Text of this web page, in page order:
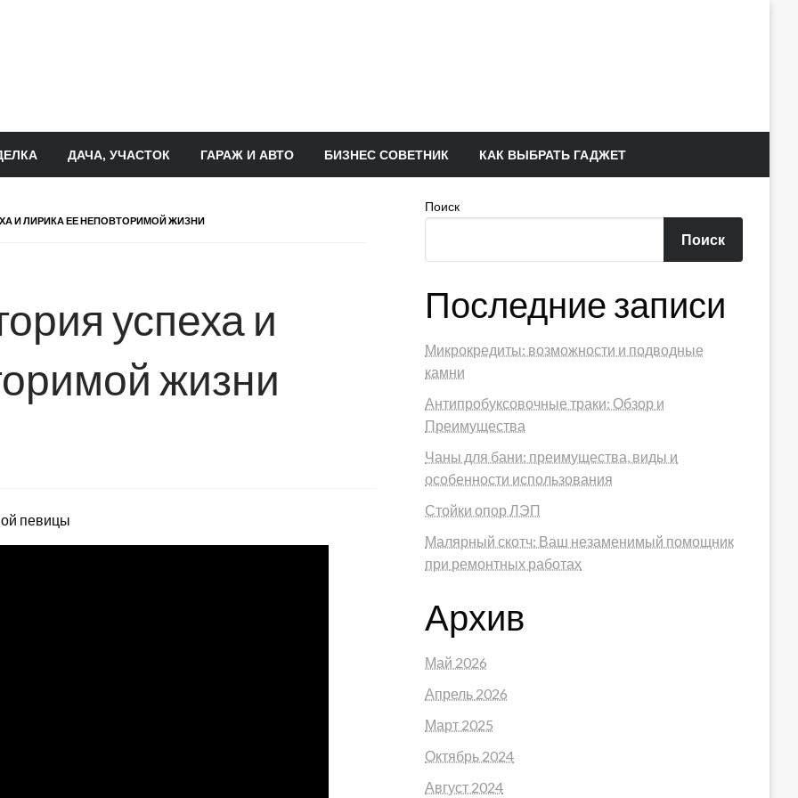
ДАЧА, УЧАСТОК ГАРАЖ И АВТО БИЗНЕС СОВЕТНИК КАК ВЫБРАТЬ ГАДЖЕТ
И ЛИРИКА ЕЕ НЕПОВТОРИМОЙ ЖИЗНИ
успеха и
жизни
Поиск
Поиск
Последние записи
Микрокредиты: возможности и подводные
камни
Антипробуксовочные траки: Обзор и
Преимущества
Чаны для бани: преимущества, виды и
особенности использования
Стойки опор ЛЭП
Малярный скотч: Ваш незаменимый помощник
при ремонтных работах
Архив
Май 2026
Апрель 2026
Март 2025
Октябрь 2024
Август 2024